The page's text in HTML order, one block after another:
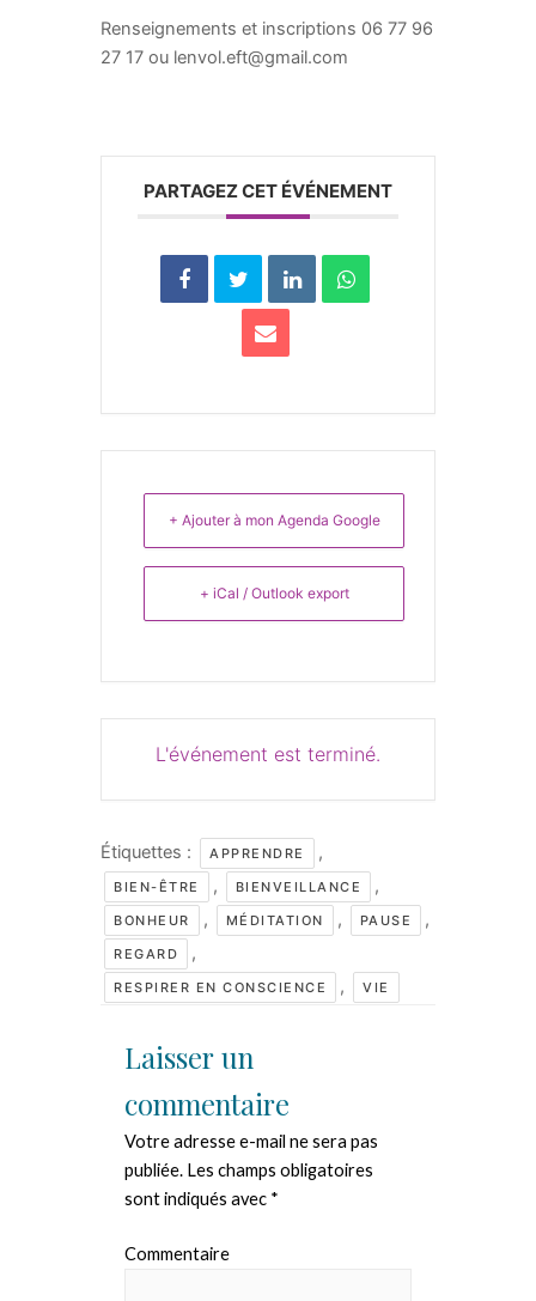
Renseignements et inscriptions 06 77 96
27 17 ou lenvol.eft@gmail.com
PARTAGEZ CET ÉVÉNEMENT
+ Ajouter à mon Agenda Google
+ iCal / Outlook export
L'événement est terminé.
Étiquettes : APPRENDRE ,
BIEN-ÊTRE , BIENVEILLANCE ,
BONHEUR , MÉDITATION , PAUSE ,
REGARD ,
RESPIRER EN CONSCIENCE , VIE
Laisser un
commentaire
Votre adresse e-mail ne sera pas
publiée. Les champs obligatoires
sont indiqués avec *
Commentaire